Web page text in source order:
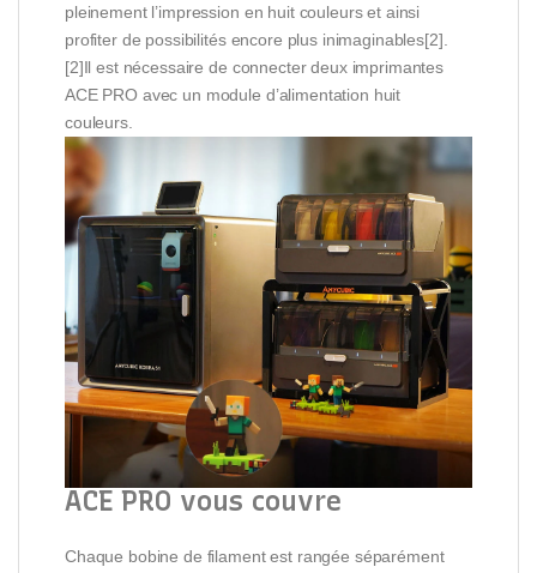
pleinement l’impression en huit couleurs et ainsi
profiter de possibilités encore plus inimaginables[2].
[2]Il est nécessaire de connecter deux imprimantes
ACE PRO avec un module d’alimentation huit
couleurs.
ACE PRO vous couvre
Chaque bobine de filament est rangée séparément